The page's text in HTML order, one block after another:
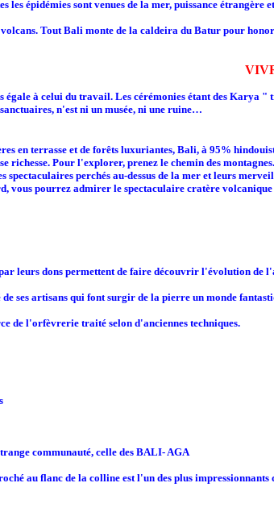
les épidémies sont venues de la mer, puissance
Tout Bali monte de la caldeira du Batur pour
égale à celui du travail. Les cérémonies étant des
n'est ni un musée, ni une ruine…
en terrasse et de forêts luxuriantes, Bali, à 95%
richesse. Pour l'explorer, prenez le chemin des
spectaculaires perchés au-dessus de la mer et leurs
vous pourrez admirer le spectaculaire cratère
leurs dons permettent de faire découvrir l'évolution de
ses artisans qui font surgir de la pierre un monde
de l'orfèvrerie traité selon d'anciennes techniques.
communauté, celle des BALI- AGA
au flanc de la colline est l'un des plus impressionnants